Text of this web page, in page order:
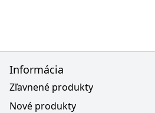
Informácia
Zľavnené produkty
Nové produkty